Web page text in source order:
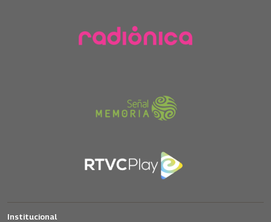
Institucional